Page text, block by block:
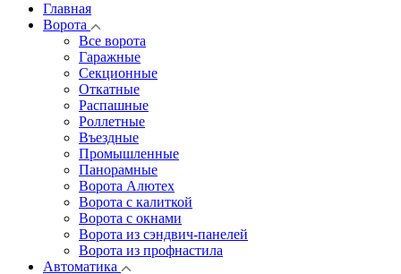
Главная
Ворота
Все ворота
Гаражные
Секционные
Откатные
Распашные
Роллетные
Въездные
Промышленные
Панорамные
Ворота Алютех
Ворота с калиткой
Ворота c окнами
Ворота из сэндвич-панелей
Ворота из профнастила
Автоматика